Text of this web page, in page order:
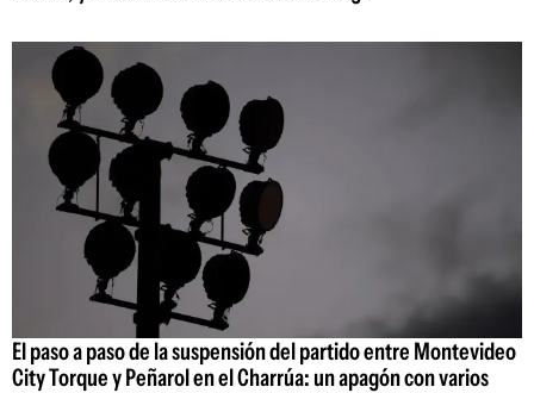
El paso a paso de la suspensión del partido entre Montevideo
City Torque y Peñarol en el Charrúa: un apagón con varios